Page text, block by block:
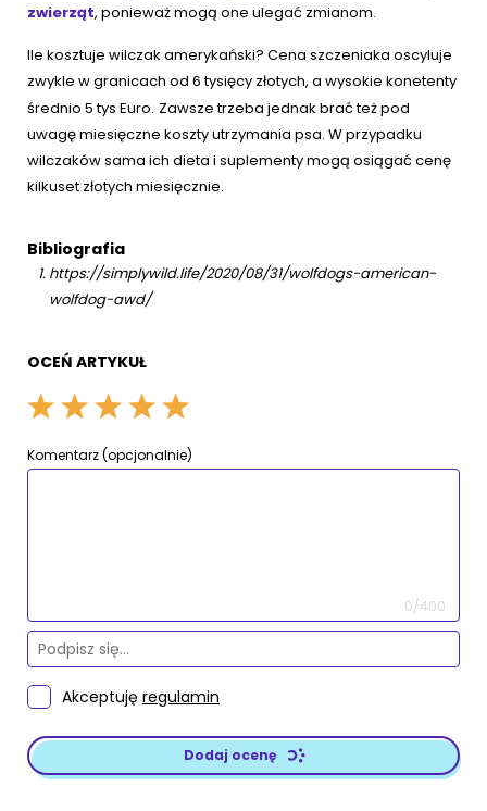
zwierząt, ponieważ mogą one ulegać zmianom.
Ile kosztuje wilczak amerykański? Cena szczeniaka oscyluje
zwykle w granicach od 6 tysięcy złotych, a wysokie konetenty
średnio 5 tys Euro. Zawsze trzeba jednak brać też pod
uwagę miesięczne koszty utrzymania psa. W przypadku
wilczaków sama ich dieta i suplementy mogą osiągać cenę
kilkuset złotych miesięcznie.
Bibliografia
https://simplywild.life/2020/08/31/wolfdogs-american-
wolfdog-awd/
OCEŃ ARTYKUŁ
Komentarz (opcjonalnie)
0/400
Akceptuję regulamin
Dodaj ocenę